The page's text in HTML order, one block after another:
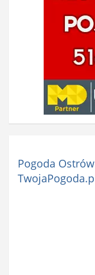
Pogoda